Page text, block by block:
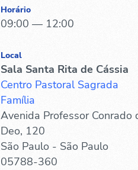
Horário
09:00 — 12:00
Local
Sala Santa Rita de Cássia
Centro Pastoral Sagrada
Família
Avenida Professor Conrado
Deo, 120
São Paulo - São Paulo
05788-360